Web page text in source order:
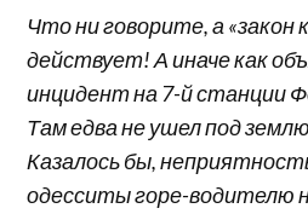
Что ни говорите, а «закон
действует! А иначе как
инцидент на 7-й станции
Там едва не ушел под
Казалось бы,
одесситы горе-водителю